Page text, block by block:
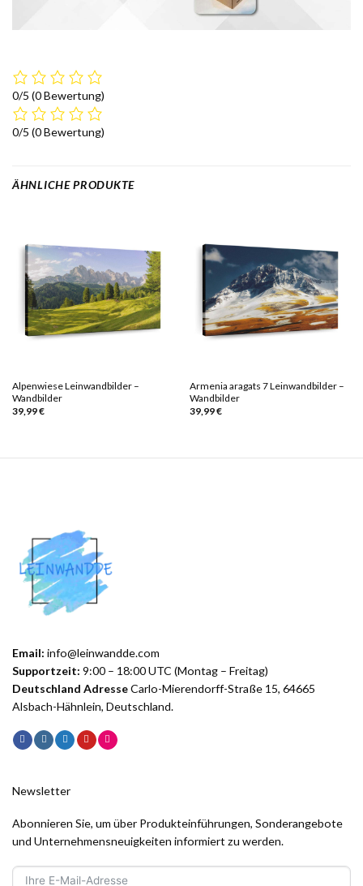
0/5 (0 Bewertung)
0/5 (0 Bewertung)
ÄHNLICHE PRODUKTE
Alpenwiese Leinwandbilder –
Wandbilder
39,99€
Armenia aragats 7 Leinwandbilder –
Wandbilder
39,99€
Email: info@leinwandde.com
Supportzeit: 9:00 – 18:00 UTC (Montag – Freitag)
Deutschland AdresseCarlo-Mierendorff-Straße 15, 64665
Alsbach-Hähnlein, Deutschland.
Newsletter
Abonnieren Sie, um über Produkteinführungen, Sonderangebote
und Unternehmensneuigkeiten informiert zu werden.